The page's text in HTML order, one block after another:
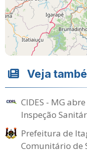
Veja
CIDES - MG
Inspeção
Prefeitura de
Comunitário de